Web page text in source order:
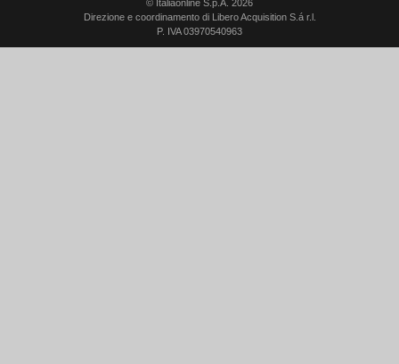
© Italiaonline S.p.A. 2026
Direzione e coordinamento di Libero Acquisition S.á r.l.
P. IVA 03970540963